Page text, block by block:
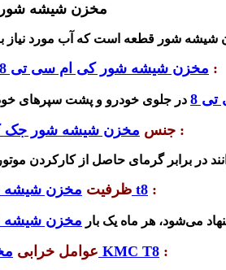
مخزن شیشه
شیشه شور قطعه است که آب مورد نیاز
مخزن شیشه شور کی ام سی تی 8 :
8
جنس مخزن شیشه شور جک :
ظرفیت مخزن شیشه شور کی ام سی t8 :
عوامل خرابی مخزن شیشه شور KMC T8 :